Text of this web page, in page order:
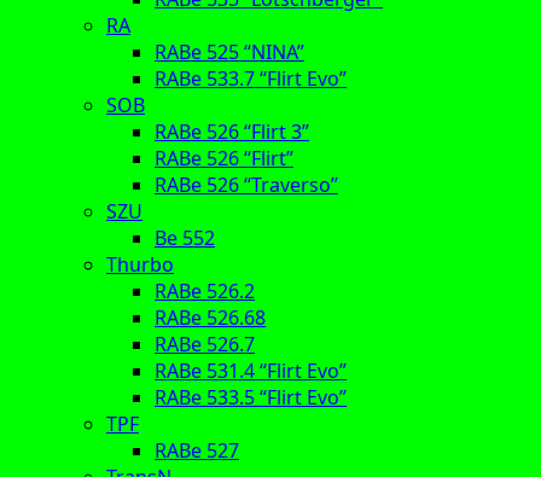
RA
RABe 525 “NINA”
RABe 533.7 “Flirt Evo”
SOB
RABe 526 “Flirt 3”
RABe 526 “Flirt”
RABe 526 “Traverso”
SZU
Be 552
Thurbo
RABe 526.2
RABe 526.68
RABe 526.7
RABe 531.4 “Flirt Evo”
RABe 533.5 “Flirt Evo”
TPF
RABe 527